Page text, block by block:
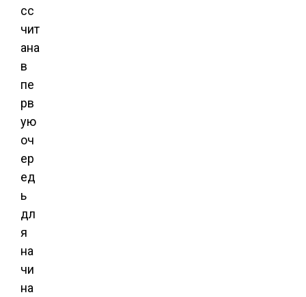
сс
чит
ана
в
пе
рв
ую
оч
ер
ед
ь
дл
я
на
чи
на